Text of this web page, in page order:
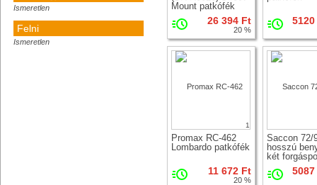
Ismeretlen
Felni
Ismeretlen
Mount patkófék
26 394 Ft
20 %
1
Promax RC-462
Lombardo patkófék
11 672 Ft
20 %
Saccon 72/
hosszú
két
patkófék